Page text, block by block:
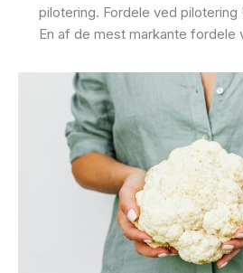
pilotering. Fordele ved
En af de mest markante fordele